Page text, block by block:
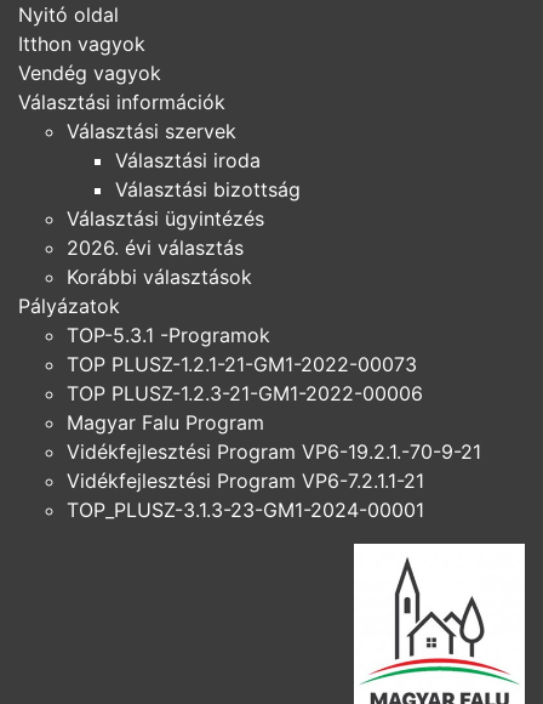
Nyitó oldal
Itthon vagyok
Vendég vagyok
Választási információk
Választási szervek
Választási iroda
Választási bizottság
Választási ügyintézés
2026. évi választás
Korábbi választások
Pályázatok
TOP-5.3.1 -Programok
TOP PLUSZ-1.2.1-21-GM1-2022-00073
TOP PLUSZ-1.2.3-21-GM1-2022-00006
Magyar Falu Program
Vidékfejlesztési Program VP6-19.2.1.-70-9-21
Vidékfejlesztési Program VP6-7.2.1.1-21
TOP_PLUSZ-3.1.3-23-GM1-2024-00001